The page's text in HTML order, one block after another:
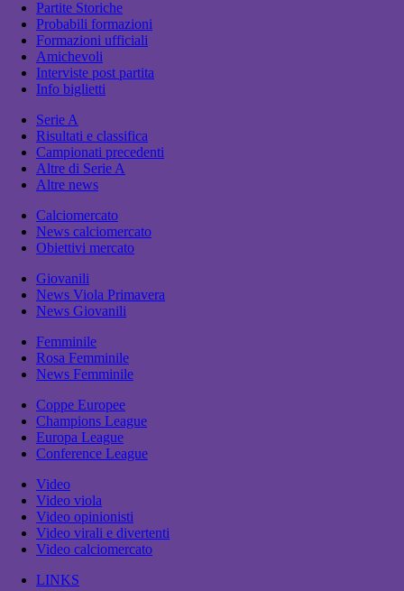
Partite Storiche
Probabili formazioni
Formazioni ufficiali
Amichevoli
Interviste post partita
Info biglietti
Serie A
Risultati e classifica
Campionati precedenti
Altre di Serie A
Altre news
Calciomercato
News calciomercato
Obiettivi mercato
Giovanili
News Viola Primavera
News Giovanili
Femminile
Rosa Femminile
News Femminile
Coppe Europee
Champions League
Europa League
Conference League
Video
Video viola
Video opinionisti
Video virali e divertenti
Video calciomercato
LINKS